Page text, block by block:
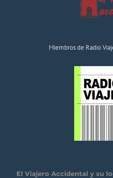
Miembros de Radio
El Viajero Accidental y su